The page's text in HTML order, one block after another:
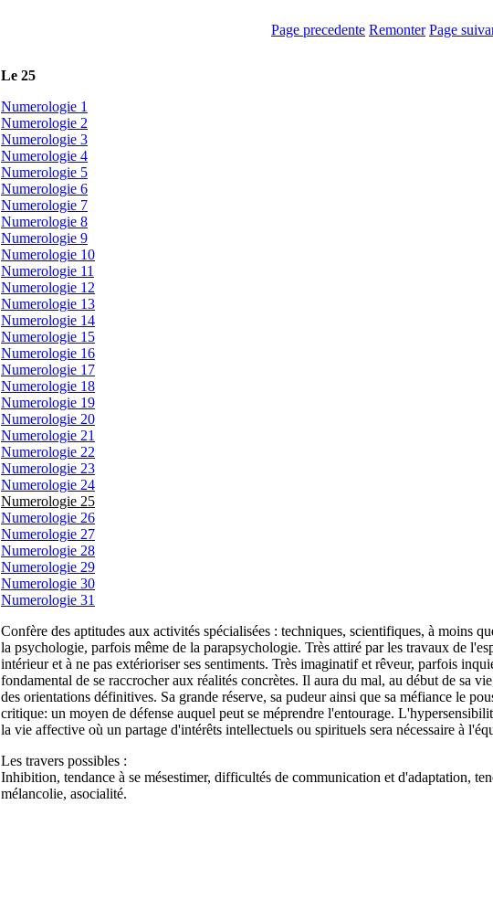
Page precedente Remonter Page
Le 25
Numerologie 1
Numerologie 2
Numerologie 3
Numerologie 4
Numerologie 5
Numerologie 6
Numerologie 7
Numerologie 8
Numerologie 9
Numerologie 10
Numerologie 11
Numerologie 12
Numerologie 13
Numerologie 14
Numerologie 15
Numerologie 16
Numerologie 17
Numerologie 18
Numerologie 19
Numerologie 20
Numerologie 21
Numerologie 22
Numerologie 23
Numerologie 24
Numerologie 25
Numerologie 26
Numerologie 27
Numerologie 28
Numerologie 29
Numerologie 30
Numerologie 31
Confère des aptitudes aux activités spécialisées : techniques, scientifiques, à moins
la psychologie, parfois même de la parapsychologie. Très attiré par les travaux de
intérieur et à ne pas extérioriser ses sentiments. Très imaginatif et rêveur, parfois
fondamental de se raccrocher aux réalités concrètes. Il aura du mal, au début de sa
des orientations définitives. Sa grande réserve, sa pudeur ainsi que sa méfiance le
critique: un moyen de défense auquel peut se méprendre l'entourage.
la vie affective où un partage d'intérêts intellectuels ou spirituels sera nécessaire à
Les travers possibles :
Inhibition, tendance à se mésestimer, difficultés de communication et d'adaptation,
mélancolie, asocialité.